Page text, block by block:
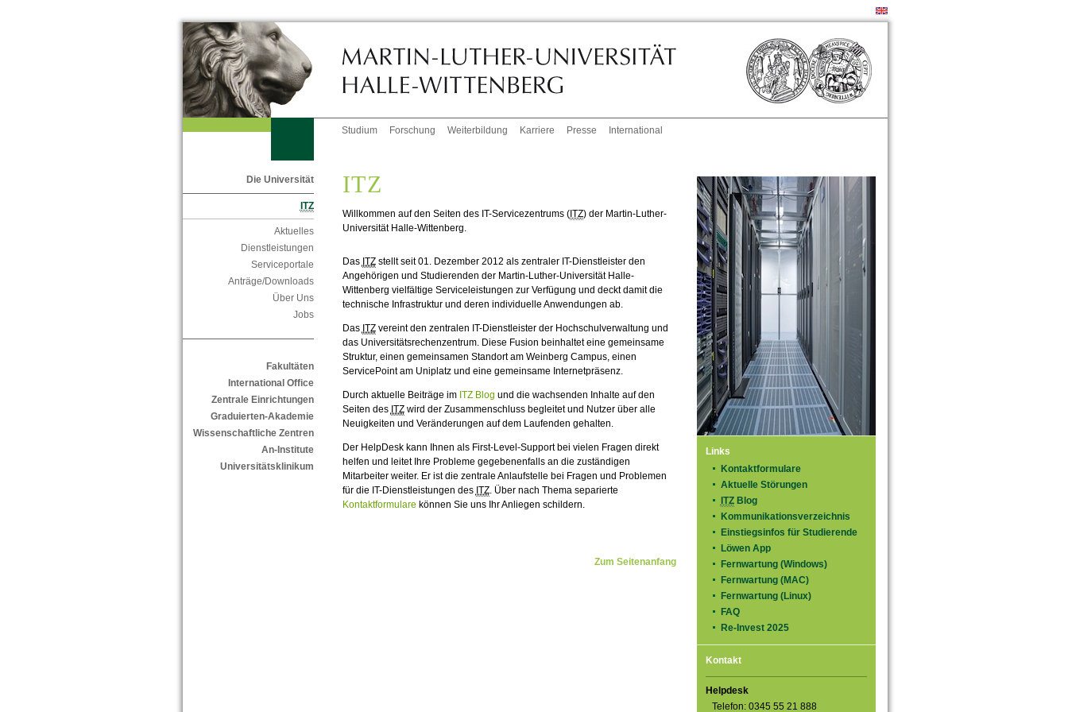
Studium Forschung Weiterbildung Karriere Presse International
Die Universität
ITZ
Aktuelles
Dienstleistungen
Serviceportale
Anträge/Downloads
Über Uns
Jobs
Fakultäten
International Office
Zentrale Einrichtungen
Graduierten-Akademie
Wissenschaftliche Zentren
An-Institute
Universitätsklinikum
Links
Kontaktformulare
Aktuelle Störungen
ITZBlog
Kommunikationsverzeichnis
Einstiegsinfos für Studierende
Löwen App
Fernwartung (Windows)
Fernwartung (MAC)
Fernwartung (Linux)
FAQ
Re-Invest 2025
Kontakt
Helpdesk
Telefon: 0345 55 21 888
ITZ
Willkommen auf den Seiten des IT-Servicezentrums (ITZ) der Martin-Luther-
Universität Halle-Wittenberg.
Das ITZstellt seit 01. Dezember 2012 als zentraler IT-Dienstleister den
Angehörigen und Studierenden der Martin-Luther-Universität Halle-
Wittenberg vielfältige Serviceleistungen zur Verfügung und deckt damit die
technische Infrastruktur und deren individuelle Anwendungen ab.
Das ITZvereint den zentralen IT-Dienstleister der Hochschulverwaltung und
das Universitätsrechenzentrum. Diese Fusion beinhaltet eine gemeinsame
Struktur, einen gemeinsamen Standort am Weinberg Campus, einen
ServicePoint am Uniplatz und eine gemeinsame Internetpräsenz.
Durch aktuelle Beiträge im ITZ Blog und die wachsenden Inhalte auf den
Seiten des ITZwird der Zusammenschluss begleitet und Nutzer über alle
Neuigkeiten und Veränderungen auf dem Laufenden gehalten.
Der HelpDesk kann Ihnen als First-Level-Support bei vielen Fragen direkt
helfen und leitet Ihre Probleme gegebenenfalls an die zuständigen
Mitarbeiter weiter. Er ist die zentrale Anlaufstelle bei Fragen und Problemen
für die IT-Dienstleistungen des ITZ. Über nach Thema separierte
Kontaktformulare können Sie uns Ihr Anliegen schildern.
Zum Seitenanfang